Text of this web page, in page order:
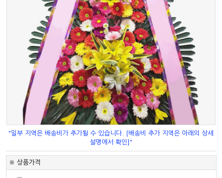
"일부 지역은 배송비가 추가될 수 있습니다. [배송비 추가 지역은 아래의 상세
설명에서 확인]"
※ 상품가격